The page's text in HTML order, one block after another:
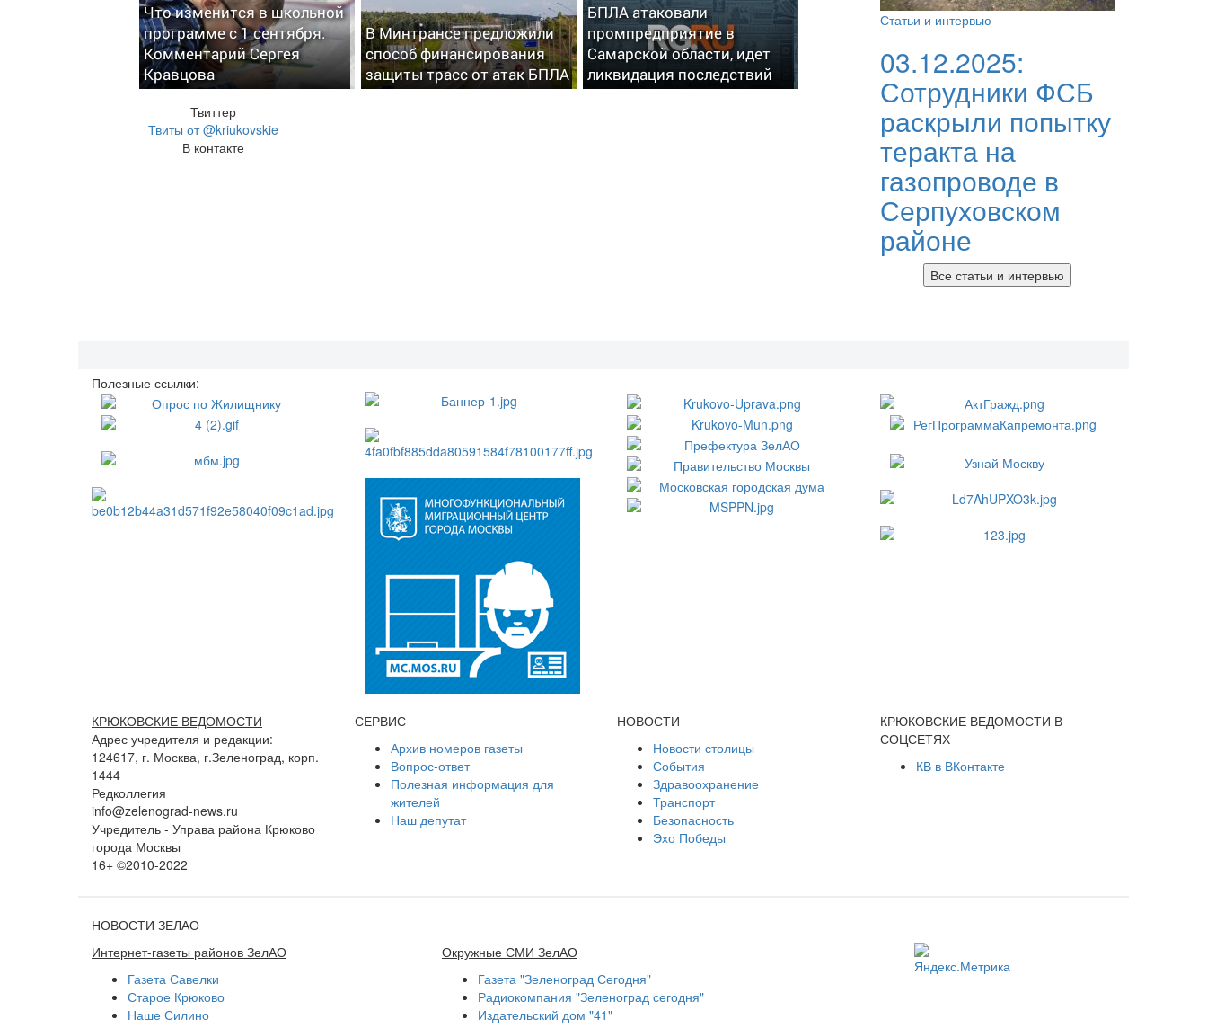
Что изменится в школьной
программе с 1 сентября.
Комментарий Сергея
Кравцова
В Минтрансе предложили
способ финансирования
защиты трасс от атак БПЛА
БПЛА атаковали
промпредприятие в
Самарской области, идет
ликвидация последствий
Твиттер
Твиты от @kriukovskie
В контакте
Статьи и интервью
03.12.2025:
Сотрудники ФСБ
раскрыли попытку
теракта на
газопроводе в
Серпуховском
районе
Все статьи и интервью
Полезные ссылки:
КРЮКОВСКИЕ ВЕДОМОСТИ
Адрес учредителя и редакции:
124617, г. Москва, г.Зеленоград, корп.
1444
Редколлегия
info@zelenograd-news.ru
Учредитель - Управа района Крюково
города Москвы
16+ ©2010-2022
СЕРВИС
Архив номеров газеты
Вопрос-ответ
Полезная информация для
жителей
Наш депутат
НОВОСТИ
Новости столицы
События
Здравоохранение
Транспорт
Безопасность
Эхо Победы
КРЮКОВСКИЕ ВЕДОМОСТИ В
СОЦСЕТЯХ
КВ в ВКонтакте
НОВОСТИ ЗЕЛАО
Интернет-газеты районов ЗелАО
Газета Савелки
Старое Крюково
Наше Силино
Окружные СМИ ЗелАО
Газета "Зеленоград Сегодня"
Радиокомпания "Зеленоград сегодня"
Издательский дом "41"